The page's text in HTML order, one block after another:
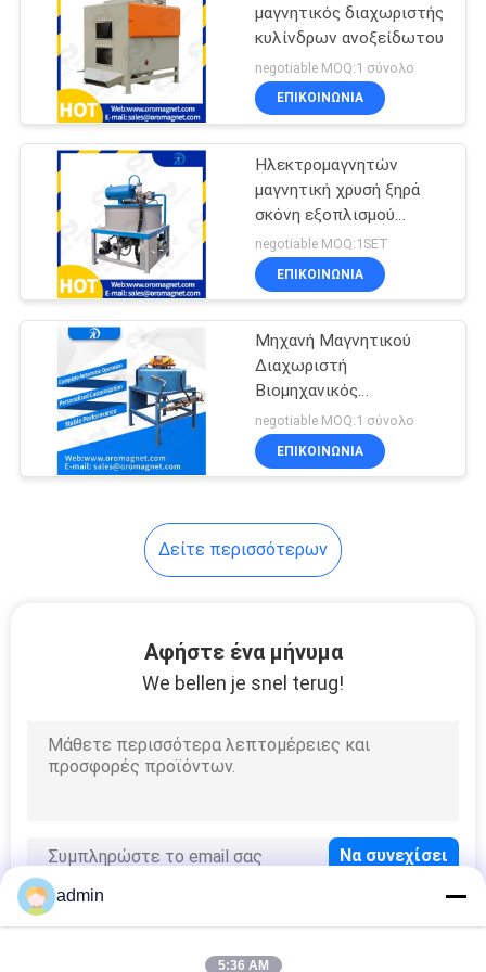
μαγνητικός διαχωριστής
κυλίνδρων ανοξείδωτου
negotiable MOQ:1 σύνολο
ΕΠΙΚΟΙΝΩΝΊΑ
Ηλεκτρομαγνητών
μαγνητική χρυσή ξηρά
σκόνη εξοπλισμού
διαχωριστών
διαχωριστών ανθεκτική
μαγνητική
negotiable MOQ:1SET
ΕΠΙΚΟΙΝΩΝΊΑ
Μηχανή Μαγνητικού
Διαχωριστή
Βιομηχανικός
Μαγνητικός
Διαχωριστής Τυμπάνου
Καολίνη Φελντσπάρ
πλαστικό
negotiable MOQ:1 σύνολο
ΕΠΙΚΟΙΝΩΝΊΑ
Δείτε περισσότερων
Αφήστε ένα μήνυμα
We bellen je snel terug!
admin
5:36 AM